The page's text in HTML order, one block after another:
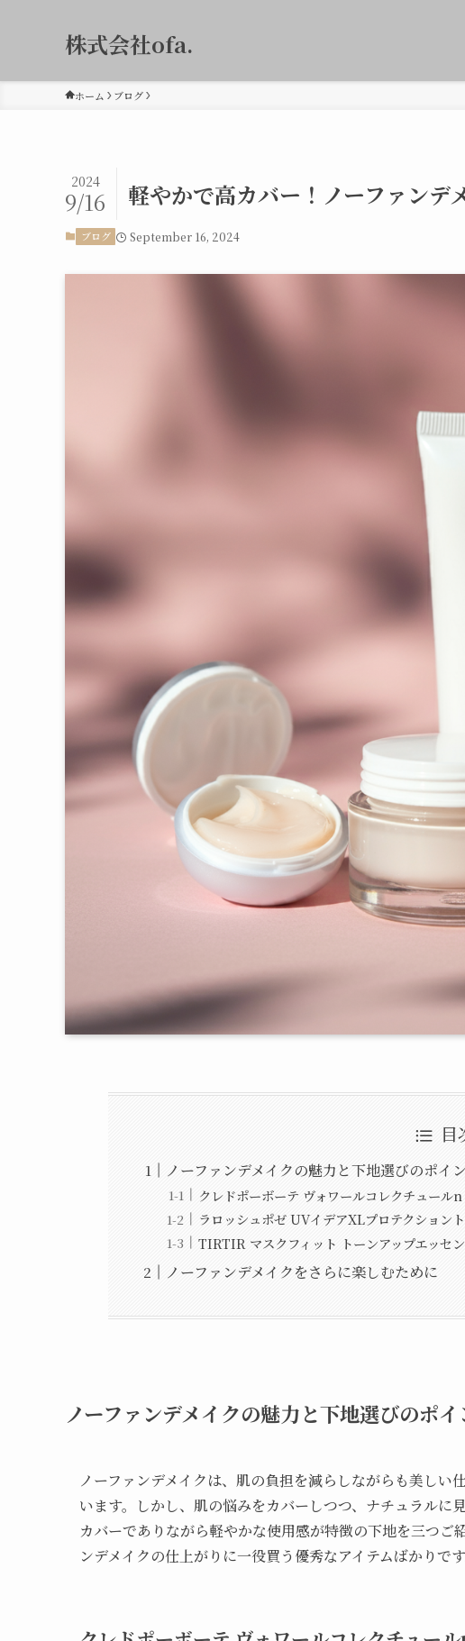
株式会社ofa.
ホーム ブログ
軽やかで高カバー！ノーファン
2024
9/16
ブログ September 16, 2024
目
ノーファンデメイクの魅力と下地選びのポイ
クレドポーボーテ ヴォワールコレクチュールn
ラロッシュポゼ UVイデアXLプロテクション
TIRTIR マスクフィット トーンアップエッセ
ノーファンデメイクをさらに楽しむために
ノーファンデメイクの魅力と下地選びのポイ
ノーファンデメイクは、肌の負担を減らしながらも美し
います。しかし、肌の悩みをカバーしつつ、ナチュラル
カバーでありながら軽やかな使用感が特徴の下地を三つ
ンデメイクの仕上がりに一役買う優秀なアイテムばかりです